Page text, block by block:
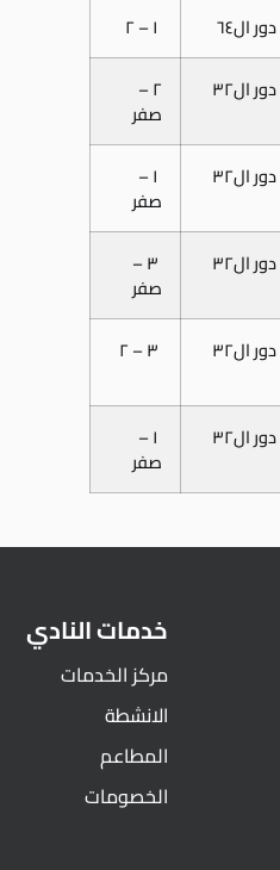
دور ال٦٤
دور ال٣٢ ٢ –
صفر
دور ال٣٢ ١ –
صفر
دور ال٣٢ ٣ –
صفر
دور ال٣٢
دور ال٣٢ ١ –
صفر
خدمات النادي
مركز الخدمات
الانشطة
المطاعم
الخصومات